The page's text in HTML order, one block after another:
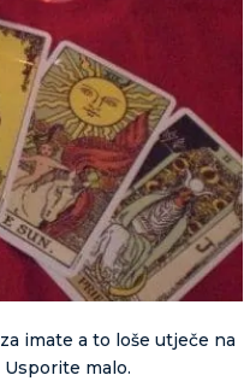
imate a to loše utječe na
malo.